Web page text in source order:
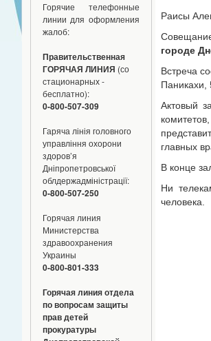
Горячие телефонные
линии для оформления
жалоб:
Правительственная
ГОРЯЧАЯ ЛИНИЯ (со
стационарных -
бесплатно):
0-800-507-309
Гаряча лінія головного
управління охорони
здоров’я
Дніпропетровської
облдержадміністрації:
0-800-507-250
Горячая линия
Министерства
здравоохранения
Украины
0-800-801-333
Горячая линия отдела
по вопросам защиты
прав детей
прокуратуры
Раисы
городе
Встреча
Паникахи,
Актовый
главных
В конце
Ни
человека.